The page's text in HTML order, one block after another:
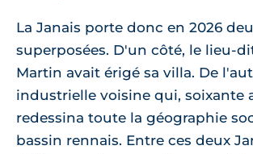
La Janais porte donc en 2026
superposées. D'un côté, le lieu-
Martin avait érigé sa villa. De
industrielle voisine qui, soixante
redessina toute la géographie
bassin rennais. Entre ces deux